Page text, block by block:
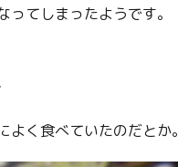
ってしまったようです。
く食べていたのだとか。